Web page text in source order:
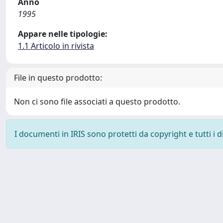
1995
Appare nelle tipologie:
1.1 Articolo in rivista
File in questo prodotto:
Non ci sono file associati a questo prodotto.
I documenti in IRIS sono protetti da copyright e tutti i